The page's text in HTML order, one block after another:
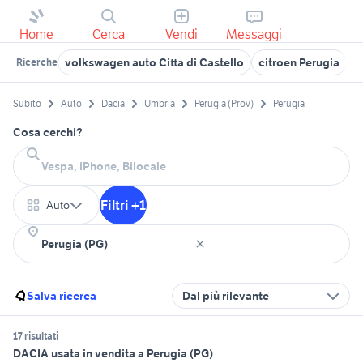
Home Cerca Vendi Messaggi
Ricerche volkswagen auto Citta di Castello citroen Perugia
Subito Auto Dacia Umbria Perugia (Prov) Perugia
Cosa cerchi?
Auto Filtri +1
Salva ricerca Dal più rilevante
17 risultati
DACIA usata in vendita a Perugia (PG)